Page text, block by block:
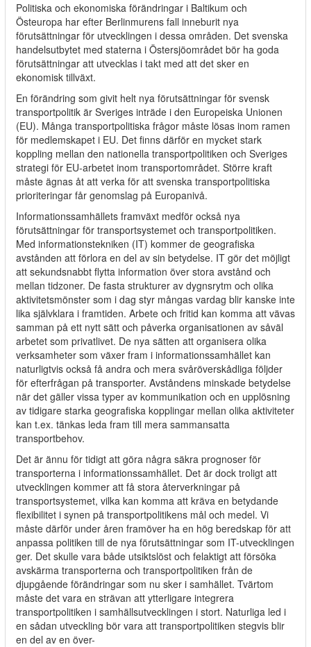
Politiska och ekonomiska förändringar i Baltikum och
Östeuropa har efter Berlinmurens fall inneburit nya
förutsättningar för utvecklingen i dessa områden. Det svenska
handelsutbytet med staterna i Östersjöområdet bör ha goda
förutsättningar att utvecklas i takt med att det sker en
ekonomisk tillväxt.
En förändring som givit helt nya förutsättningar för svensk
transportpolitik är Sveriges inträde i den Europeiska Unionen
(EU). Många transportpolitiska frågor måste lösas inom ramen
för medlemskapet i EU. Det finns därför en mycket stark
koppling mellan den nationella transportpolitiken och Sveriges
strategi för EU-arbetet inom transportområdet. Större kraft
måste ägnas åt att verka för att svenska transportpolitiska
prioriteringar får genomslag på Europanivå.
Informationssamhällets framväxt medför också nya
förutsättningar för transportsystemet och transportpolitiken.
Med informationstekniken (IT) kommer de geografiska
avstånden att förlora en del av sin betydelse. IT gör det möjligt
att sekundsnabbt flytta information över stora avstånd och
mellan tidzoner. De fasta strukturer av dygnsrytm och olika
aktivitetsmönster som i dag styr mångas vardag blir kanske inte
lika självklara i framtiden. Arbete och fritid kan komma att vävas
samman på ett nytt sätt och påverka organisationen av såväl
arbetet som privatlivet. De nya sätten att organisera olika
verksamheter som växer fram i informationssamhället kan
naturligtvis också få andra och mera svåröverskådliga följder
för efterfrågan på transporter. Avståndens minskade betydelse
när det gäller vissa typer av kommunikation och en upplösning
av tidigare starka geografiska kopplingar mellan olika aktiviteter
kan t.ex. tänkas leda fram till mera sammansatta
transportbehov.
Det är ännu för tidigt att göra några säkra prognoser för
transporterna i informationssamhället. Det är dock troligt att
utvecklingen kommer att få stora återverkningar på
transportsystemet, vilka kan komma att kräva en betydande
flexibilitet i synen på transportpolitikens mål och medel. Vi
måste därför under åren framöver ha en hög beredskap för att
anpassa politiken till de nya förutsättningar som IT-utvecklingen
ger. Det skulle vara både utsiktslöst och felaktigt att försöka
avskärma transporterna och transportpolitiken från de
djupgående förändringar som nu sker i samhället. Tvärtom
måste det vara en strävan att ytterligare integrera
transportpolitiken i samhällsutvecklingen i stort. Naturliga led i
en sådan utveckling bör vara att transportpolitiken stegvis blir
en del av en över-